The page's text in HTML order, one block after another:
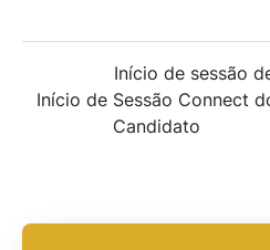
Início de sessão
Início de Sessão Connect
Candidato